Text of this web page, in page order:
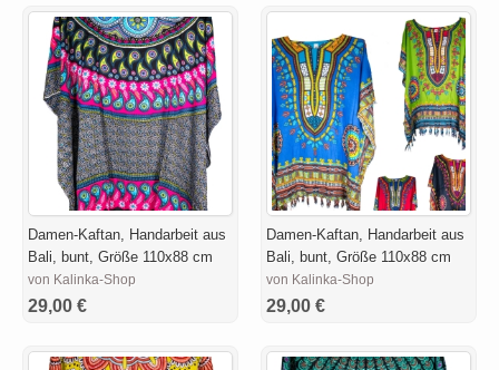
Damen-Kaftan, Handarbeit aus
Bali, bunt, Größe 110x88 cm
von Kalinka-Shop
29,00 €
Damen-Kaftan, Handarbeit aus
Bali, bunt, Größe 110x88 cm
von Kalinka-Shop
29,00 €